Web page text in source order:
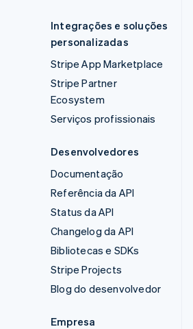
Integrações e soluções
personalizadas
Stripe App Marketplace
Stripe Partner
Ecosystem
Serviços profissionais
Desenvolvedores
Documentação
Referência da API
Status da API
Changelog da API
Bibliotecas e SDKs
Stripe Projects
Blog do desenvolvedor
Empresa